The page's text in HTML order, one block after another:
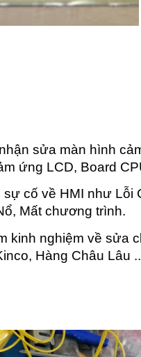
sửa màn hình
ứng LCD, Board
cố về HMI như Lỗi
Mất chương trình.
kinh nghiệm về sửa
Hàng Châu